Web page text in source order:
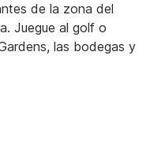
de la zona del
Juegue al golf o
las bodegas y